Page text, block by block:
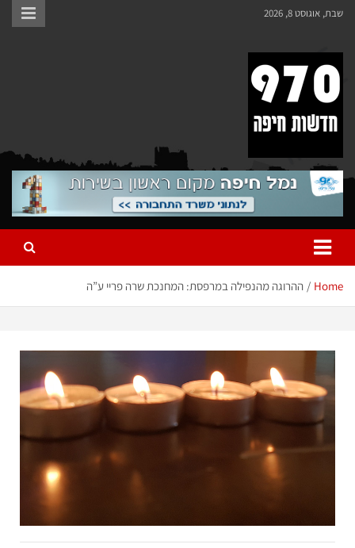
שבת, אוגוסט 8, 2026
970 חדשות חיפה
970 חדשות חיפה
Home ההרוגה מהנפילה במרפסת: המחנכת שרה פריי ע”ה